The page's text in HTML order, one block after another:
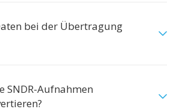
bei der Übertragung
SNDR-Aufnahmen